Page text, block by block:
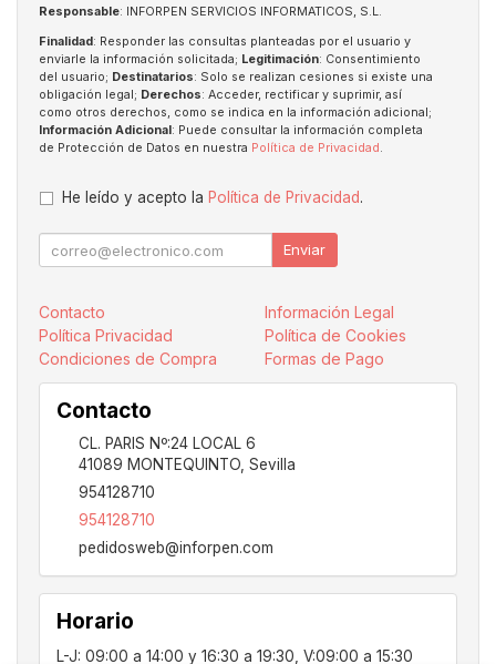
Responsable: INFORPEN SERVICIOS INFORMATICOS, S.L.
Finalidad: Responder las consultas planteadas por el usuario y
enviarle la información solicitada; Legitimación: Consentimiento
del usuario; Destinatarios: Solo se realizan cesiones si existe una
obligación legal; Derechos: Acceder, rectificar y suprimir, así
como otros derechos, como se indica en la información adicional;
Información Adicional: Puede consultar la información completa
de Protección de Datos en nuestra Política de Privacidad.
He leído y acepto la Política de Privacidad.
Enviar
Contacto
Información Legal
Política Privacidad
Política de Cookies
Condiciones de Compra
Formas de Pago
Contacto
CL. PARIS Nº:24 LOCAL 6
41089 MONTEQUINTO Sevilla
954128710
954128710
pedidosweb@inforpen.com
Horario
L-J: 09:00 a 14:00 y 16:30 a 19:30, V:09:00 a 15:30